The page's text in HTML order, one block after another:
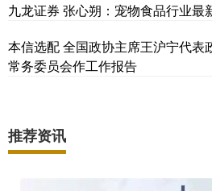
九龙证券 张心朔：宠物食品行业最
本信选配 全国政协主席王沪宁代表
常务委员会作工作报告
推荐资讯